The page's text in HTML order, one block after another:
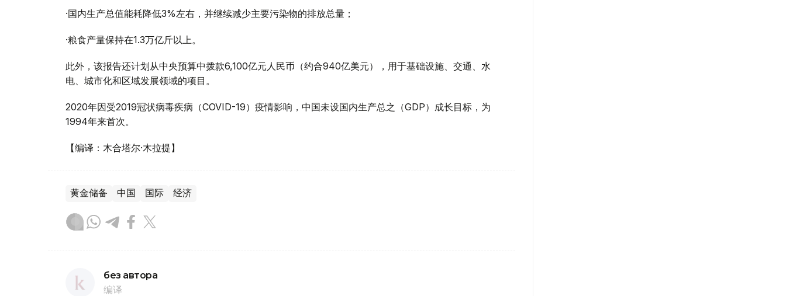
·国内生产总值能耗降低3%左右，并继续减少主要污染物的排放总量；
·粮食产量保持在1.3万亿斤以上。
此外，该报告还计划从中央预算中拨款6,100亿元人民币（约合940亿美元），用于基础设施、交通、水
电、城市化和区域发展领域的项目。
2020年因受2019冠状病毒疾病（COVID-19）疫情影响，中国未设国内生产总之（GDP）成长目标，为
1994年来首次。
【编译：木合塔尔·木拉提】
黄金储备 中国 国际 经济
без автора
编译